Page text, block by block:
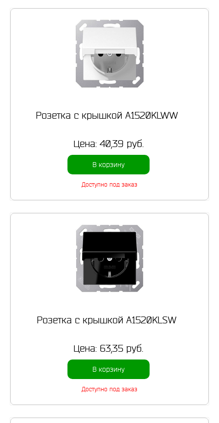
Розетка с крышкой A1520KLWW
Цена: 40,39 руб.
В корзину
Доступно под заказ
Розетка с крышкой A1520KLSW
Цена: 63,35 руб.
В корзину
Доступно под заказ